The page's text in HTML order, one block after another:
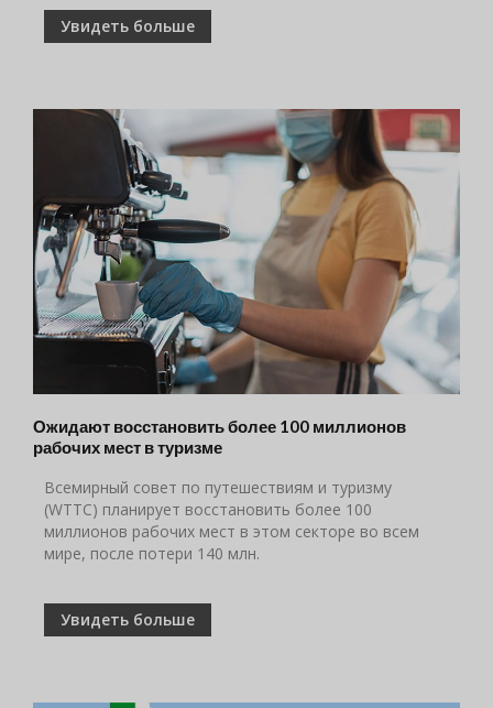
Увидеть больше
Ожидают восстановить более 100 миллионов
рабочих мест в туризме
Всемирный совет по путешествиям и туризму
(WTTC) планирует восстановить более 100
миллионов рабочих мест в этом секторе во всем
мире, после потери 140 млн.
Увидеть больше